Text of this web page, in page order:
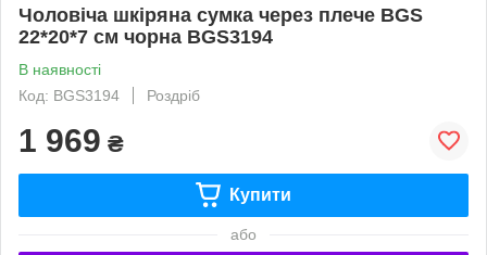
Чоловіча шкіряна сумка через плече BGS
22*20*7 см чорна BGS3194
В наявності
Код: BGS3194
Роздріб
1 969 ₴
Купити
або